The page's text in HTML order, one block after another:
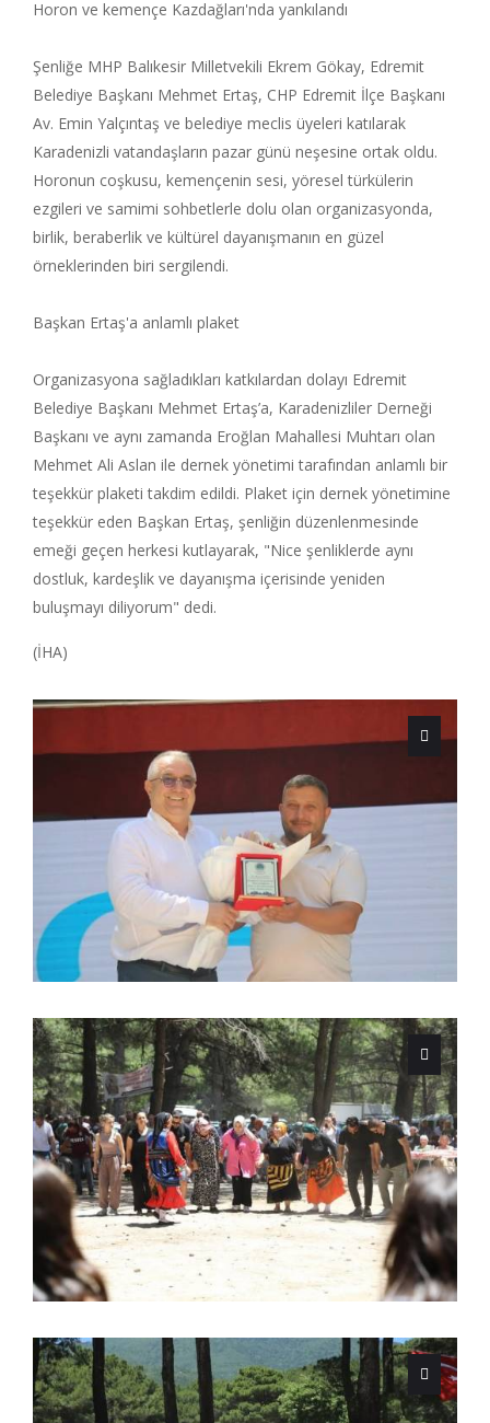
Horon ve kemençe Kazdağları'nda yankılandı
Şenliğe MHP Balıkesir Milletvekili Ekrem Gökay, Edremit
Belediye Başkanı Mehmet Ertaş, CHP Edremit İlçe Başkanı
Av. Emin Yalçıntaş ve belediye meclis üyeleri katılarak
Karadenizli vatandaşların pazar günü neşesine ortak oldu.
Horonun coşkusu, kemençenin sesi, yöresel türkülerin
ezgileri ve samimi sohbetlerle dolu olan organizasyonda,
birlik, beraberlik ve kültürel dayanışmanın en güzel
örneklerinden biri sergilendi.
Başkan Ertaş'a anlamlı plaket
Organizasyona sağladıkları katkılardan dolayı Edremit
Belediye Başkanı Mehmet Ertaş’a, Karadenizliler Derneği
Başkanı ve aynı zamanda Eroğlan Mahallesi Muhtarı olan
Mehmet Ali Aslan ile dernek yönetimi tarafından anlamlı bir
teşekkür plaketi takdim edildi. Plaket için dernek yönetimine
teşekkür eden Başkan Ertaş, şenliğin düzenlenmesinde
emeği geçen herkesi kutlayarak, "Nice şenliklerde aynı
dostluk, kardeşlik ve dayanışma içerisinde yeniden
buluşmayı diliyorum" dedi.
(İHA)